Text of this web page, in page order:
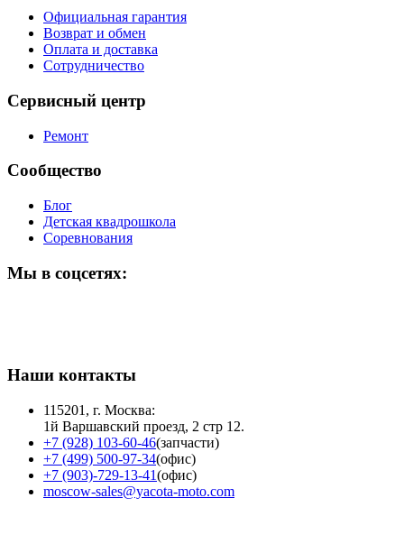
Официальная гарантия
Возврат и обмен
Оплата и доставка
Сотрудничество
Сервисный центр
Ремонт
Сообщество
Блог
Детская квадрошкола
Соревнования
Мы в соцсетях:
Наши контакты
115201, г. Москва:
1й Варшавский проезд, 2 стр 12.
+7 (928) 103-60-46(запчасти)
+7 (499) 500-97-34(офис)
+7 (903)-729-13-41(офис)
moscow-sales@yacota-moto.com